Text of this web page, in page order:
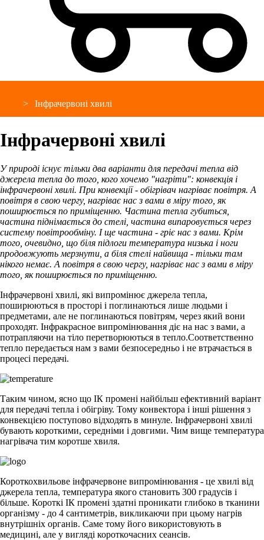
Інфрачервоні хвилі
Інфрачервоні хвилі
У природі існує тільки два варіанти для передачі тепла від
джерела тепла до того, кого хочемо "нагріти": конвекція і
інфрачервоні хвилі. При конвекції - обігрівач нагріває повітря. А
повітря в свою чергу, нагріває нас з вами в міру того, як
поширюється по приміщенню. Частина тепла губиться,
частина піднімається до стелі, частина випаровується через
систему повітрообміну. І ще частина - гріє нас з вами. Крім
того, очевидно, що біля підлоги температура низька і ноги
продовжують мерзнути, а біля стелі найвища - тільки там
нікого немає. А повітря в свою чергу, нагріває нас з вами в міру
того, як поширюється по приміщенню.
Інфрачервоні хвилі, які випромінює джерела тепла,
поширюються в просторі і поглинаються лише людьми і
предметами, але не поглинаються повітрям, через який вони
проходят. Інфракрасное випромінювання діє на нас з вами, а
потрапляючи на тіло перетворюються в тепло.Соответственно
тепло передається нам з вами безпосередньо і не втрачається в
процесі передачі.
Таким чином, ясно що ІК промені найбільш ефективний варіант
для передачі тепла і обігріву. Тому конвектора і інші рішення з
конвекцією поступово відходять в минуле. Інфрачервоні хвилі
бувають короткими, середніми і довгими. Чим вище температура
нагрівача тим коротше хвиля.
Короткохвильове інфрачервоне випромінювання - це хвилі від
джерела тепла, температура якого становить 300 градусів і
більше. Короткі ІК промені здатні проникати глибоко в тканини
організму - до 4 сантиметрів, викликаючи при цьому нагрів
внутрішніх органів. Саме тому його використовують в
медицині, але у вигляді короткочасних сеансів.